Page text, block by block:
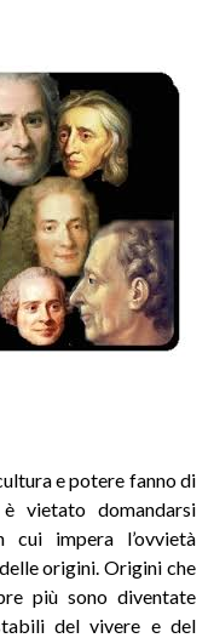
e potere fanno di
vietato domandarsi
cui impera l’ovvietà
origini. Origini che
più sono diventate
del vivere e del